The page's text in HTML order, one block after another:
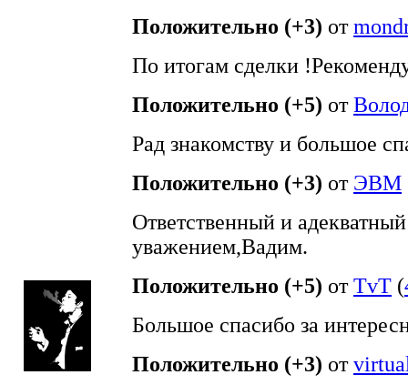
Положительно (+3) от
По итогам сделки
Положительно (+5) от
Рад знакомству и большое
Положительно (+3) от ЭВМ
Ответственный и
уважением,Вадим.
Положительно (+5) отTvT (
Большое спасибо за
Положительно (+3) от